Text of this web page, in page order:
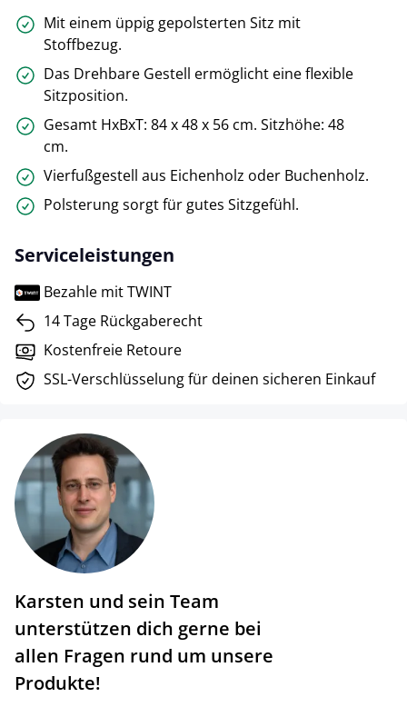
Mit einem üppig gepolsterten Sitz mit
Stoffbezug.
Das Drehbare Gestell ermöglicht eine flexible
Sitzposition.
Gesamt HxBxT: 84 x 48 x 56 cm. Sitzhöhe: 48
cm.
Vierfußgestell aus Eichenholz oder Buchenholz.
Polsterung sorgt für gutes Sitzgefühl.
Serviceleistungen
Bezahle mit TWINT
14 Tage Rückgaberecht
Kostenfreie Retoure
SSL-Verschlüsselung für deinen sicheren Einkauf
Karsten und sein Team
unterstützen dich gerne bei
allen Fragen rund um unsere
Produkte!